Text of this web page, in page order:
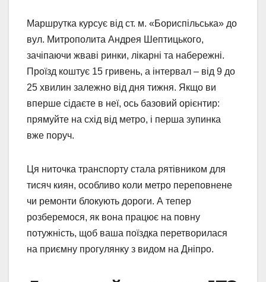
Маршрутка курсує від ст. м. «Бориспільська» до
вул. Митрополита Андрея Шептицького,
зачіпаючи жваві ринки, лікарні та набережні.
Проїзд коштує 15 гривень, а інтервал – від 9 до
25 хвилин залежно від дня тижня. Якщо ви
вперше сідаєте в неї, ось базовий орієнтир:
прямуйте на схід від метро, і перша зупинка
вже поруч.
Ця ниточка транспорту стала рятівником для
тисяч киян, особливо коли метро переповнене
чи ремонти блокують дороги. А тепер
розберемося, як вона працює на повну
потужність, щоб ваша поїздка перетворилася
на приємну прогулянку з видом на Дніпро.